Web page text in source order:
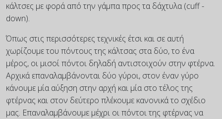
κάλτσες με φορά από την γάμπα προς τα δάχτυλα (cuff -
down).
Όπως στις περισσότερες τεχνικές έτσι και σε αυτή
χωρίζουμε του πόντους της κάλτσας στα δύο, το ένα
μέρος, οι μισοί πόντοι δηλαδή αντιστοιχούν στην φτέρνα.
Αρχικά επαναλαμβάνονται δύο γύροι, στον έναν γύρο
κάνουμε μία αύξηση στην αρχή και μία στο τέλος της
φτέρνας και στον δεύτερο πλέκουμε κανονικά το σχέδιο
μας. Επαναλαμβάνουμε μέχρι οι πόντοι της φτέρνας να